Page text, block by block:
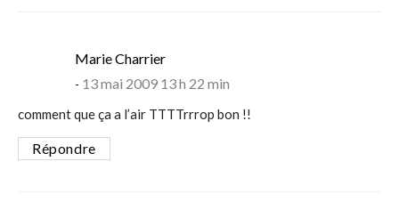
Marie Charriersays:
13 mai 2009 13 h 22 min
comment que ça a l’air TTTTrrrop bon !!
Répondre